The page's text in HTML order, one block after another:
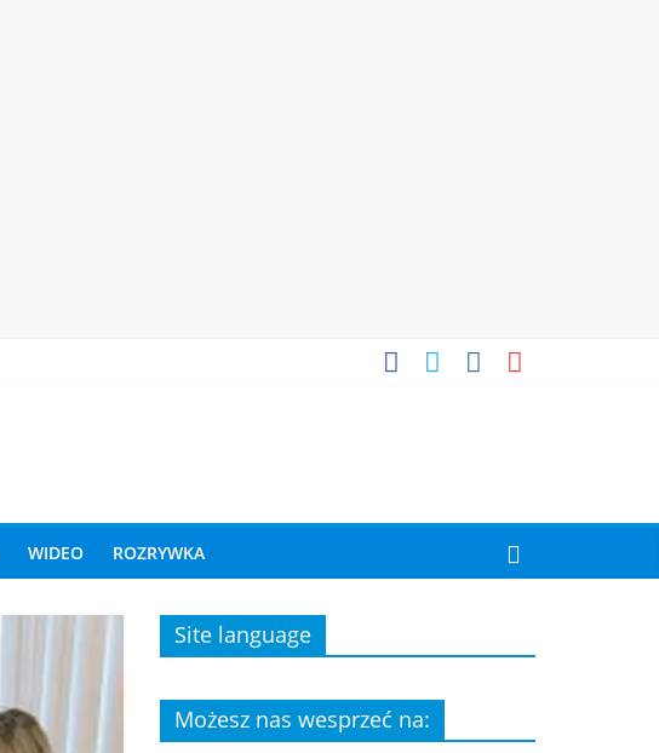
WIDEO ROZRYWKA
Site language
Możesz nas wesprzeć na: